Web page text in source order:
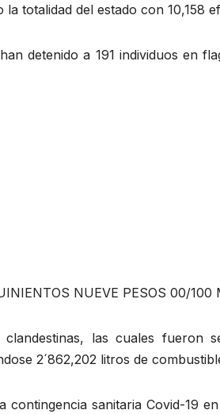
totalidad del estado con 10,158
detenido a 191 individuos en
NUEVE PESOS 00/100
las cuales fueron
2´862,202 litros de
sanitaria Covid-19